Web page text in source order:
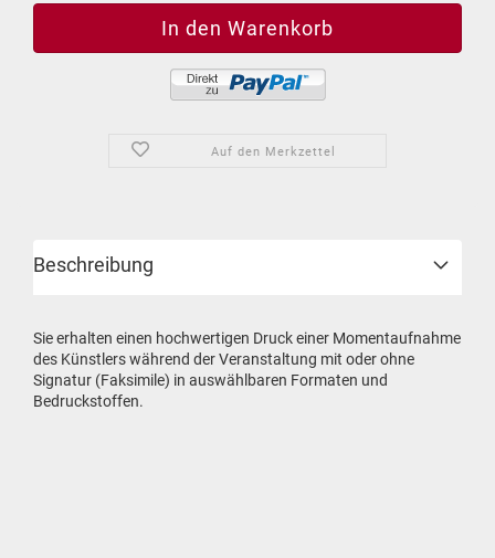
Auf den Merkzettel
Beschreibung
Sie erhalten einen hochwertigen Druck einer Momentaufnahme
des Künstlers während der Veranstaltung mit oder ohne
Signatur (Faksimile) in auswählbaren Formaten und
Bedruckstoffen.